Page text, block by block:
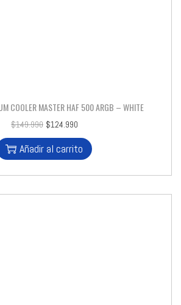
COOLER MASTER HAF 500 ARGB – WHITE
$149.990 $124.990
Añadir al carrito